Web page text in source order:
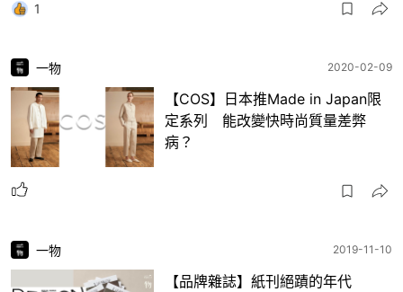
1
一物 2020-02-09
【COS】日本推Made in Japan限
定系列 能改變快時尚質量差弊
病？
一物 2019-11-10
【品牌雜誌】紙刊絕蹟的年代